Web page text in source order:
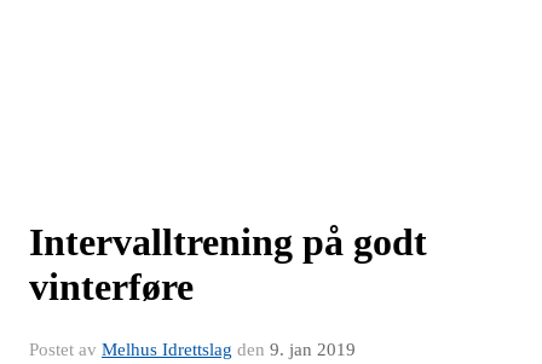
Intervalltrening på godt
vinterføre
Postet av Melhus Idrettslag den 9. jan 2019